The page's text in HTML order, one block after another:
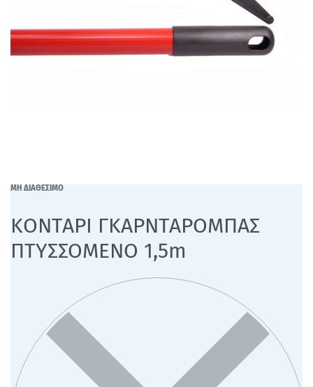
ΜΗ ΔΙΑΘΕΣΙΜΟ
ΚΟΝΤΑΡΙ ΓΚΑΡΝΤΑΡΟΜΠΑΣ
ΠΤΥΣΣΟΜΕΝΟ 1,5m